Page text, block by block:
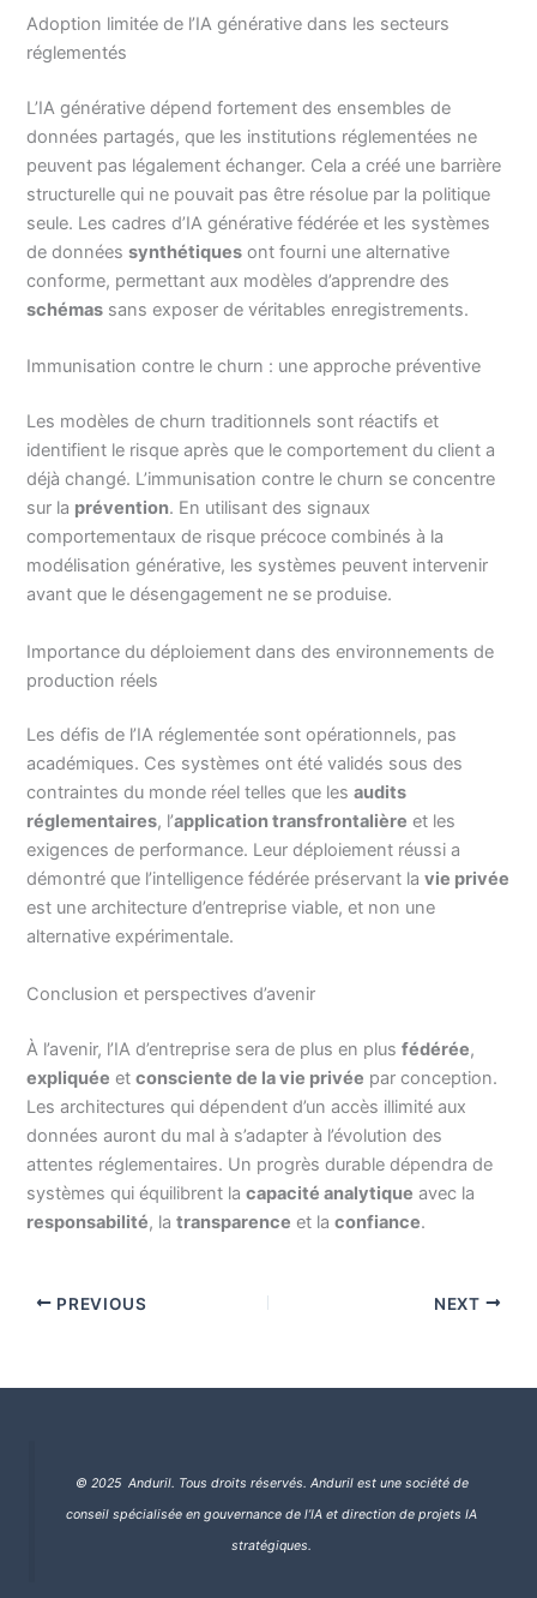
Adoption limitée de l’IA générative dans les secteurs
réglementés
L’IA générative dépend fortement des ensembles de
données partagés, que les institutions réglementées ne
peuvent pas légalement échanger. Cela a créé une barrière
structurelle qui ne pouvait pas être résolue par la politique
seule. Les cadres d’IA générative fédérée et les systèmes
de donnéessynthétiques ont fourni une alternative
conforme, permettant aux modèles d’apprendre des
schémas sans exposer de véritables enregistrements.
Immunisation contre le churn : une approche préventive
Les modèles de churn traditionnels sont réactifs et
identifient le risque après que le comportement du client a
déjà changé. L’immunisation contre le churn se concentre
sur la prévention. En utilisant des signaux
comportementaux de risque précoce combinés à la
modélisation générative, les systèmes peuvent intervenir
avant que le désengagement ne se produise.
Importance du déploiement dans des environnements de
production réels
Les défis de l’IA réglementée sont opérationnels, pas
académiques. Ces systèmes ont été validés sous des
contraintes du monde réel telles que lesaudits
réglementaires, l’application transfrontalière et les
exigences de performance. Leur déploiement réussi a
démontré que l’intelligence fédérée préservant lavie privée
est une architecture d’entreprise viable, et non une
alternative expérimentale.
Conclusion et perspectives d’avenir
À l’avenir, l’IA d’entreprise sera de plus en plusfédérée,
expliquée etconsciente de la vie privée par conception.
Les architectures qui dépendent d’un accès illimité aux
données auront du mal à s’adapter à l’évolution des
attentes réglementaires. Un progrès durable dépendra de
systèmes qui équilibrent lacapacité analytique avec la
responsabilité, latransparence et laconfiance.
PREVIOUS NEXT
© 2025 Anduril. Tous droits réservés. Anduril est une société de
conseil spécialisée en gouvernance de l’IA et direction de projets IA
stratégiques.